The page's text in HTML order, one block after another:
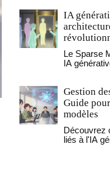
Réduisez
vos
IA
Le Sparse
IA
pour
avec une
Gestion
Guide
modèles
Découvrez
liés à l'IA